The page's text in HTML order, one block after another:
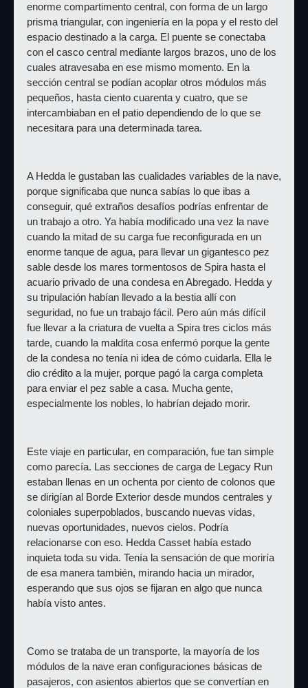
enorme compartimento central, con forma de un largo
prisma triangular, con ingeniería en la popa y el resto del
espacio destinado a la carga. El puente se conectaba
con el casco central mediante largos brazos, uno de los
cuales atravesaba en ese mismo momento. En la
sección central se podían acoplar otros módulos más
pequeños, hasta ciento cuarenta y cuatro, que se
intercambiaban en el patio dependiendo de lo que se
necesitara para una determinada tarea.
A Hedda le gustaban las cualidades variables de la nave,
porque significaba que nunca sabías lo que ibas a
conseguir, qué extraños desafíos podrías enfrentar de
un trabajo a otro. Ya había modificado una vez la nave
cuando la mitad de su carga fue reconfigurada en un
enorme tanque de agua, para llevar un gigantesco pez
sable desde los mares tormentosos de Spira hasta el
acuario privado de una condesa en Abregado. Hedda y
su tripulación habían llevado a la bestia allí con
seguridad, no fue un trabajo fácil. Pero aún más difícil
fue llevar a la criatura de vuelta a Spira tres ciclos más
tarde, cuando la maldita cosa enfermó porque la gente
de la condesa no tenía ni idea de cómo cuidarla. Ella le
dio crédito a la mujer, porque pagó la carga completa
para enviar el pez sable a casa. Mucha gente,
especialmente los nobles, lo habrían dejado morir.
Este viaje en particular, en comparación, fue tan simple
como parecía. Las secciones de carga de Legacy Run
estaban llenas en un ochenta por ciento de colonos que
se dirigían al Borde Exterior desde mundos centrales y
coloniales superpoblados, buscando nuevas vidas,
nuevas oportunidades, nuevos cielos. Podría
relacionarse con eso. Hedda Casset había estado
inquieta toda su vida. Tenía la sensación de que moriría
de esa manera también, mirando hacia un mirador,
esperando que sus ojos se fijaran en algo que nunca
había visto antes.
Como se trataba de un transporte, la mayoría de los
módulos de la nave eran configuraciones básicas de
pasajeros, con asientos abiertos que se convertían en